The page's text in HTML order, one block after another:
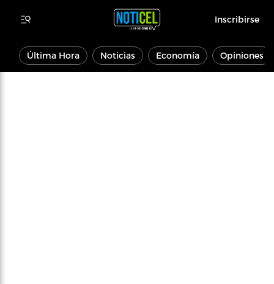
Inscribirse
Última Hora Noticias Economía Opiniones